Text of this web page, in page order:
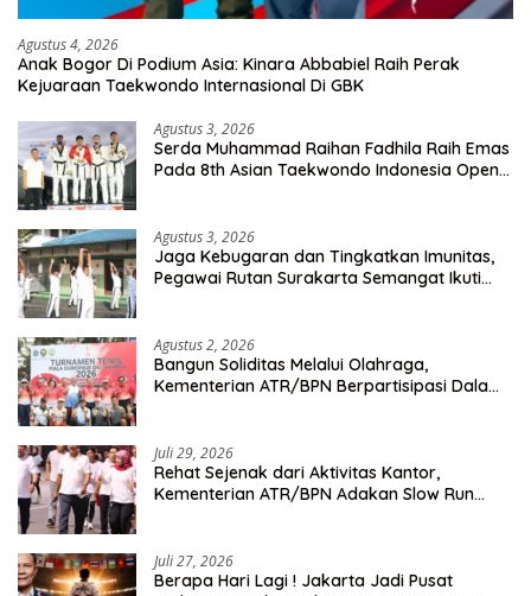
Agustus 4, 2026
Anak Bogor Di Podium Asia: Kinara Abbabiel Raih Perak
Kejuaraan Taekwondo Internasional Di GBK
Agustus 3, 2026
Serda Muhammad Raihan Fadhila Raih Emas
Pada 8th Asian Taekwondo Indonesia Open
Agustus 3, 2026
Jaga Kebugaran dan Tingkatkan Imunitas,
Pegawai Rutan Surakarta Semangat Ikuti
Agustus 2, 2026
Bangun Soliditas Melalui Olahraga,
Kementerian ATR/BPN Berpartisipasi Dalam
Juli 29, 2026
Rehat Sejenak dari Aktivitas Kantor,
Kementerian ATR/BPN Adakan Slow Run
Juli 27, 2026
Berapa Hari Lagi ! Jakarta Jadi Pusat